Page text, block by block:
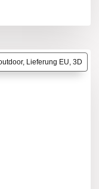
Lieferung EU, 3D